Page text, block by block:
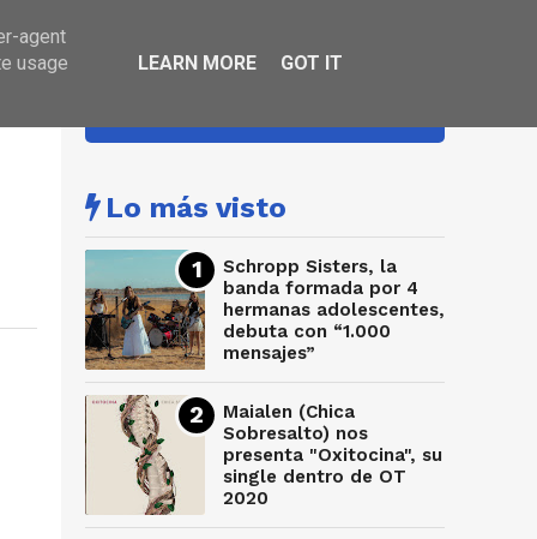
Lo más visto
Schropp Sisters, la
banda formada por 4
hermanas adolescentes,
debuta con “1.000
mensajes”
Maialen (Chica
Sobresalto) nos
presenta "Oxitocina", su
single dentro de OT
2020
agent
usage
LEARN MORE GOT IT